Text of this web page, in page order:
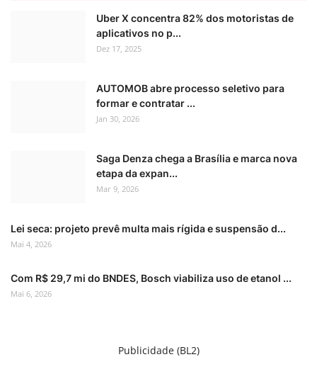
Uber X concentra 82% dos motoristas de
aplicativos no p...
Dez 17, 2025
AUTOMOB abre processo seletivo para
formar e contratar ...
Jan 30, 2026
Saga Denza chega a Brasília e marca nova
etapa da expan...
Mar 9, 2026
Lei seca: projeto prevê multa mais rígida e suspensão d...
Mai 4, 2026
Com R$ 29,7 mi do BNDES, Bosch viabiliza uso de etanol ...
Mai 6, 2026
Publicidade (BL2)